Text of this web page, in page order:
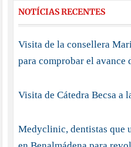
NOTÍCIAS RECENTES
Visita de la consellera
para comprobar el avance
Visita de Cátedra Becsa a
Medyclinic, dentistas que